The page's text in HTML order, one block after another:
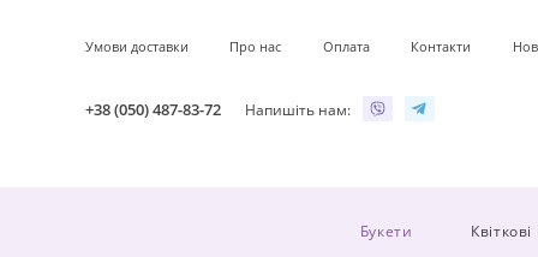
Умови доставки Про нас Оплата Контакти
+38 (050) 487-83-72 Напишіть нам:
Букети